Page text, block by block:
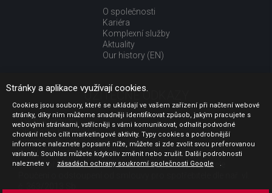
O společnosti
Kariéra
Komplexní služby
Aktuality
Our history (EN)
UŽITEČNÉ ODKAZY
Jak nakupovat
Obchodní podmínky
GDPR - ochrana osobních údajů
Profil zadavatele
Sdělení před uzavřením kupní smlouvy pro spotřebitele
Stránky a aplikace využívají cookies.
Cookies jsou soubory, které se ukládají ve vašem zařízení při načtení webové
stránky, díky nim můžeme snadněji identifikovat způsob, jakým pracujete s
webovými stránkami, vstřícněji s vámi komunikovat, odhalit podvodné
chování nebo cílit marketingové aktivity. Typy cookies a podrobnější
informace naleznete popsané níže, můžete si zde zvolit svou preferovanou
variantu. Souhlas můžete kdykoliv změnit nebo zrušit. Další podrobnosti
naleznete v
zásadách ochrany soukromí společnosti Google .